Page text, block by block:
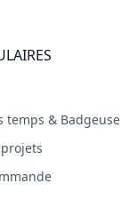
temps & Badgeuse